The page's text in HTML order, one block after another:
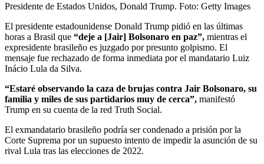
Presidente de Estados Unidos, Donald Trump. Foto: Getty Images
El presidente estadounidense Donald Trump pidió en las últimas
horas a Brasil que “deje a [Jair] Bolsonaro en paz”, mientras el
expresidente brasileño es juzgado por presunto golpismo. El
mensaje fue rechazado de forma inmediata por el mandatario Luiz
Inácio Lula da Silva.
“Estaré observando la caza de brujas contra Jair Bolsonaro, su
familia y miles de sus partidarios muy de cerca”, manifestó
Trump en su cuenta de la red Truth Social.
El exmandatario brasileño podría ser condenado a prisión por la
Corte Suprema por un supuesto intento de impedir la asunción de su
rival Lula tras las elecciones de 2022.